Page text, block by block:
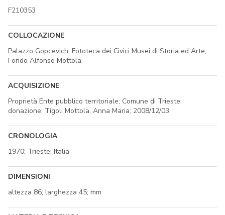
F210353
COLLOCAZIONE
Palazzo Gopcevich; Fototeca dei Civici Musei di Storia ed Arte;
Fondo Alfonso Mottola
ACQUISIZIONE
Proprietà Ente pubblico territoriale; Comune di Trieste;
donazione; Tigoli Mottola, Anna Maria; 2008/12/03
CRONOLOGIA
1970; Trieste; Italia
DIMENSIONI
altezza 86; larghezza 45; mm